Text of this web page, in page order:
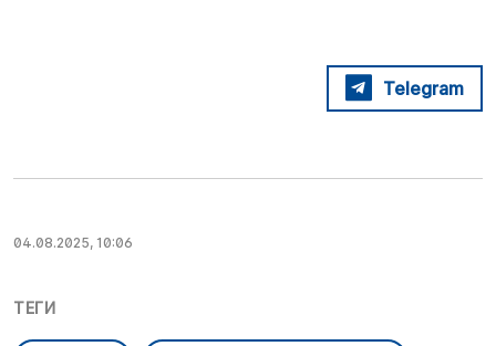
Telegram
04.08.2025, 10:06
ТЕГИ